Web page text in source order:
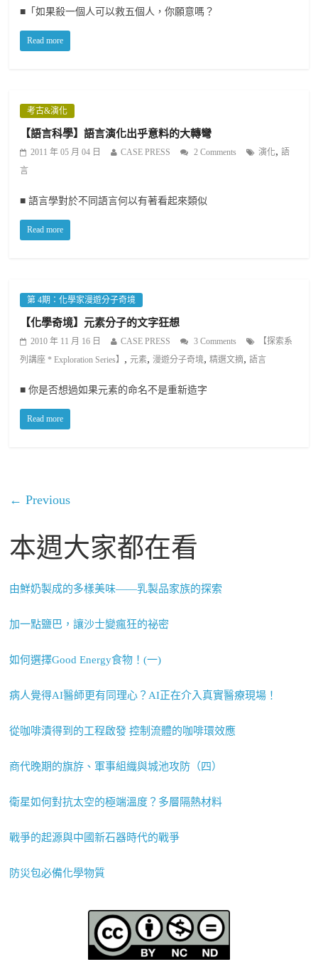
■「如果殺一個人可以救五個人，你願意嗎？
Read more
考古&演化
【語言科學】語言演化出乎意料的大轉彎
2011 年 05 月 04 日 CASE PRESS 2 Comments 演化,語
言
■ 語言學對於不同語言何以有著看起來類似
Read more
第 4期：化學家漫遊分子奇境
【化學奇境】元素分子的文字狂想
2010 年 11 月 16 日 CASE PRESS 3 Comments
【探索系
列講座 * Exploration Series】 ,元素,漫遊分子奇境,精選文摘,語言
■ 你是否想過如果元素的命名不是重新造字
Read more
← Previous
本週大家都在看
由鮮奶製成的多樣美味——乳製品家族的探索
加一點鹽巴，讓沙士變瘋狂的祕密
如何選擇Good Energy食物！(一)
病人覺得AI醫師更有同理心？AI正在介入真實醫療現場！
從咖啡漬得到的工程啟發 控制流體的咖啡環效應
商代晚期的旗斿、軍事組織與城池攻防（四）
衛星如何對抗太空的極端溫度？多層隔熱材料
戰爭的起源與中國新石器時代的戰爭
防災包必備化學物質